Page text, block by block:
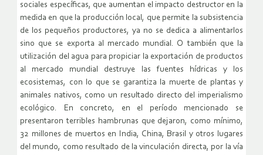
sociales específicas, que aumentan el impacto destructor en la
medida en que la producción local, que permite la subsistencia
de los pequeños productores, ya no se dedica a alimentarlos
sino que se exporta al mercado mundial. O también que la
utilización del agua para propiciar la exportación de productos
al mercado mundial destruye las fuentes hídricas y los
ecosistemas, con lo que se garantiza la muerte de plantas y
animales nativos, como un resultado directo del imperialismo
ecológico. En concreto, en el período mencionado se
presentaron terribles hambrunas que dejaron, como mínimo,
32 millones de muertos en India, China, Brasil y otros lugares
del mundo, como resultado de la vinculación directa, por la vía